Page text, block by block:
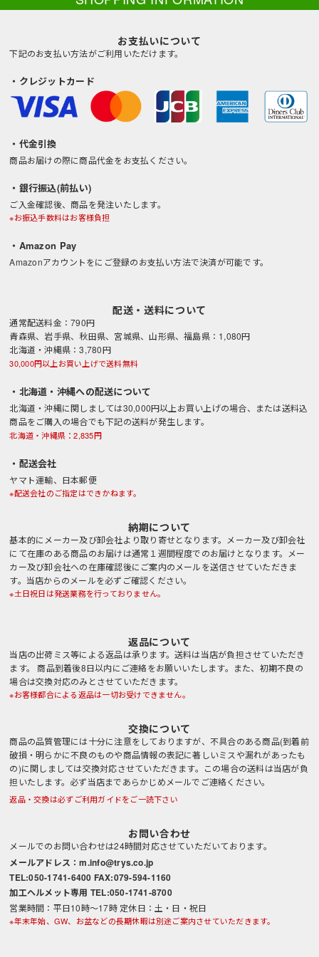
お支払いについて
下記のお支払い方法がご利用いただけます。
・クレジットカード
・代金引換
商品お届けの際に商品代金をお支払ください。
・銀行振込(前払い)
ご入金確認後、商品を発注いたします。
※お振込手数料はお客様負担
・Amazon Pay
Amazonアカウントをにご登録のお支払い方法で決済が可能です。
配送・送料について
通常配送料金：790円
青森県、岩手県、秋田県、宮城県、山形県、福島県：1,080円
北海道・沖縄県：3,780円
30,000円以上お買い上げで送料無料
・北海道・沖縄への配送について
北海道・沖縄に関しましては30,000円以上お買い上げの場合、または送料込
商品をご購入の場合でも下記の送料が発生します。
北海道・沖縄県：2,835円
・配送会社
ヤマト運輸、日本郵便
※配送会社のご指定はできかねます。
納期について
基本的にメーカー及び卸会社より取り寄せとなります。メーカー及び卸会社
にて在庫のある商品のお届けは通常１週間程度でのお届けとなります。メー
カー及び卸会社への在庫確認後にご案内のメールを送信させていただきま
す。当店からのメールを必ずご確認ください。
※土日祝日は発送業務を行っておりません。
返品について
当店の出荷ミス等による返品は承ります。送料は当店が負担させていただき
ます。 商品到着後8日以内にご連絡をお願いいたします。また、初期不良の
場合は交換対応のみとさせていただきます。
※お客様都合による返品は一切お受けできません。
交換について
商品の品質管理には十分に注意をしておりますが、不具合のある商品(到着前
破損・明らかに不良のものや商品情報の表記に著しいミスや漏れがあったも
の)に関しましては交換対応させていただきます。この場合の送料は当店が負
担いたします。必ず当店まであらかじめメールでご連絡ください。
返品・交換は必ずご利用ガイドをご一読下さい
お問い合わせ
メールでのお問い合わせは24時間対応させていただいております。
メールアドレス：m.info@trys.co.jp
TEL:050-1741-6400 FAX:079-594-1160
加工ヘルメット専用 TEL:050-1741-8700
営業時間：平日10時～17時 定休日：土・日・祝日
※年末年始、GW、お盆などの長期休暇は別途ご案内させていただきます。